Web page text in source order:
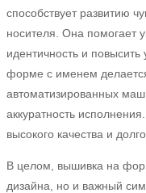
способствует развитию
носителя. Она помогает
идентичность и
форме с именем
автоматизированных
аккуратность
высокого качества и
В целом, вышивка на
дизайна, но и важный